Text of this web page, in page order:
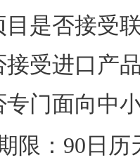
目是否接受
接受进口产
专门面向中
限：90日